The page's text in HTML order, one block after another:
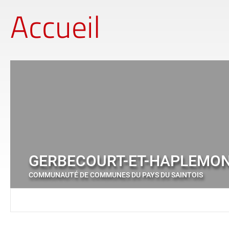
Accueil
GERBECOURT-ET-
COMMUNAUTÉ DE COMMUNES DU PAYS DU SAINTOIS